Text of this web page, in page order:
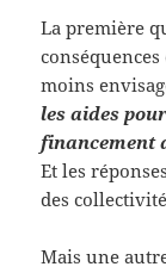
La première
moins
les aides
financement
Et les
des
Mais une